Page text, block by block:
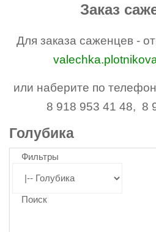
Заказ
Для заказа саженцев -
или наберите по
8 918 953 41 48, 8
Голубика
Фильтры
Поиск